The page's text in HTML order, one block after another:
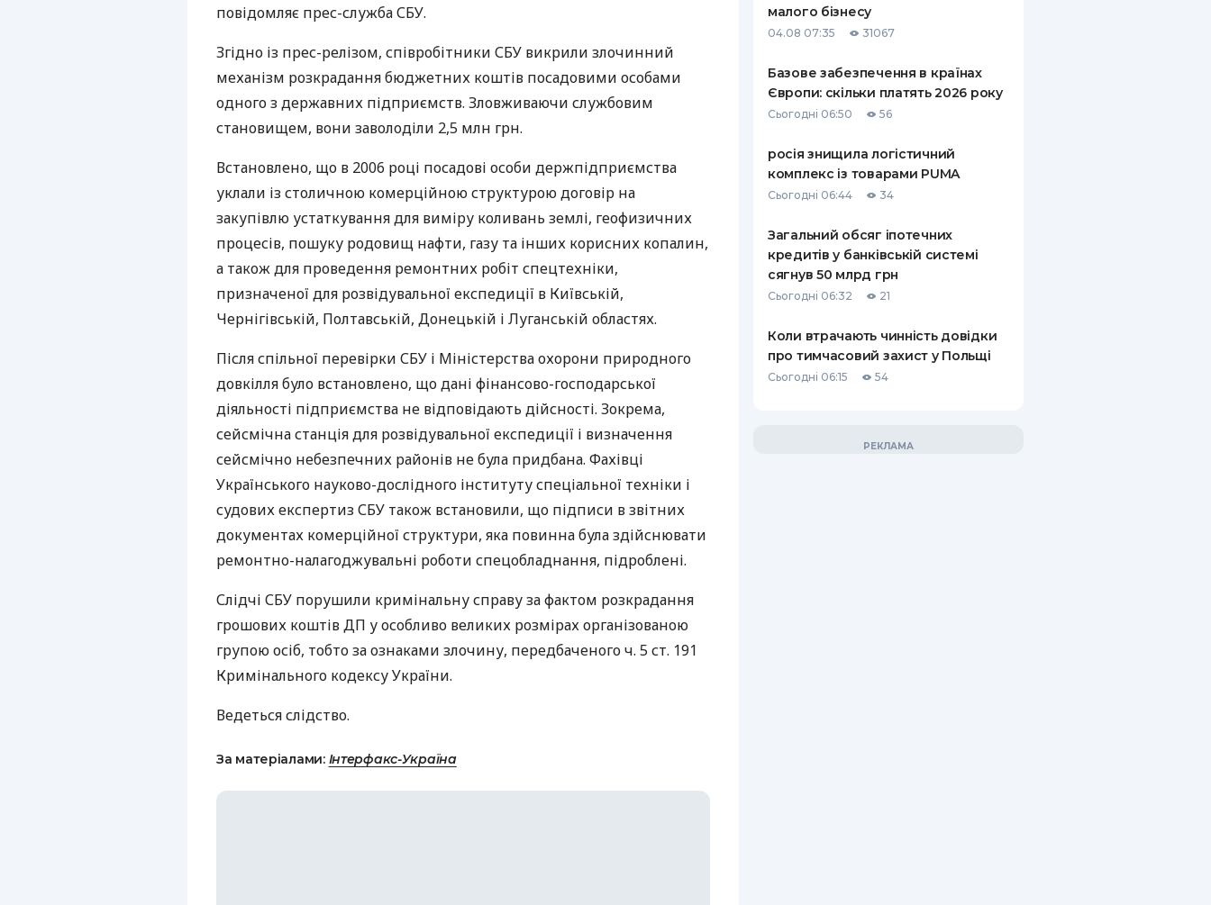
ЩОМІСЯЧНИЙ ОГЛЯД
КЕШБЕКУ
ПУТІВНИКИ ПО
ВСІ СТРАХОВІ ПОЛІСИ
СТРАХОВІ КОМПАНІЇ
ВІДГУКИ ПРО СТРАХОВІ
КОМПАНІЇ
КОНТАКТИ
повідомляє прес-служба СБУ.
Згідно із прес-релізом, співробітники СБУ викрили злочинний
механізм розкрадання бюджетних коштів посадовими особами
одного з державних підприємств. Зловживаючи службовим
становищем, вони заволоділи 2,5 млн грн.
Встановлено, що в 2006 році посадові особи держпідприємства
уклали із столичною комерційною структурою договір на
закупівлю устаткування для виміру коливань землі, геофизичних
процесів, пошуку родовищ нафти, газу та інших корисних копалин,
а також для проведення ремонтних робіт спецтехніки,
призначеної для розвідувальної експедиції в Київській,
Чернігівській, Полтавській, Донецькій і Луганській областях.
Після спільної перевірки СБУ і Міністерства охорони природного
довкілля було встановлено, що дані фінансово-господарської
діяльності підприємства не відповідають дійсності. Зокрема,
сейсмічна станція для розвідувальної експедиції і визначення
сейсмічно небезпечних районів не була придбана. Фахівці
Українського науково-дослідного інституту спеціальної техніки і
судових експертиз СБУ також встановили, що підписи в звітних
документах комерційної структури, яка повинна була здійснювати
ремонтно-налагоджувальні роботи спецобладнання, підроблені.
Слідчі СБУ порушили кримінальну справу за фактом розкрадання
грошових коштів ДП у особливо великих розмірах організованою
групою осіб, тобто за ознаками злочину, передбаченого ч. 5 ст. 191
Кримінального кодексу України.
Ведеться слідство.
За матеріалами: Інтерфакс-Україна
малого бізнесу
04.08 07:35 31067
Базове забезпечення в країнах
Європи: скільки платять 2026 року
Сьогодні 06:50 56
росія знищила логістичний
комплекс із товарами PUMA
Сьогодні 06:44 34
Загальний обсяг іпотечних
кредитів у банківській системі
сягнув 50 млрд грн
Сьогодні 06:32 21
Коли втрачають чинність довідки
про тимчасовий захист у Польщі
Сьогодні 06:15 54